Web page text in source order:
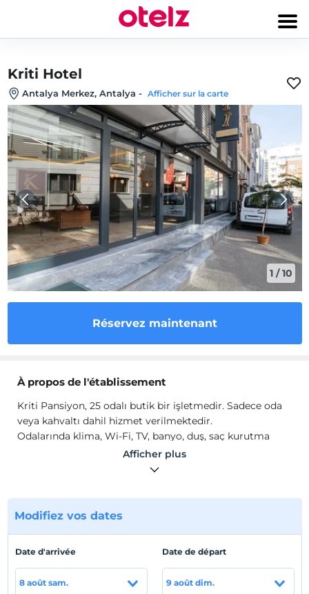
Kriti Hotel
Antalya Merkez, Antalya - Afficher sur la carte
1 /10
Réservez maintenant
À propos de l'établissement
Kriti Pansiyon, 25 odalı butik bir işletmedir. Sadece oda
veya kahvaltı dahil hizmet verilmektedir.
Odalarında klima, Wi-Fi, TV, banyo, duş, saç kurutma
makinesi, minibar ve çay-kahve seti gibi olanaklar
Antalya Muratpaşa'da konumlanmaktadır.
Plage
Afficher plus
Modifiez vos dates
Date d'arrivée
8 août sam.
Date de départ
9 août dim.